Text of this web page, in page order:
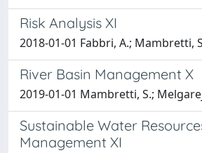
Risk Analysis XI
2018-01-01 Fabbri, A.; Mambretti,
River Basin Management X
2019-01-01 Mambretti, S.;
Sustainable Water
Management XI